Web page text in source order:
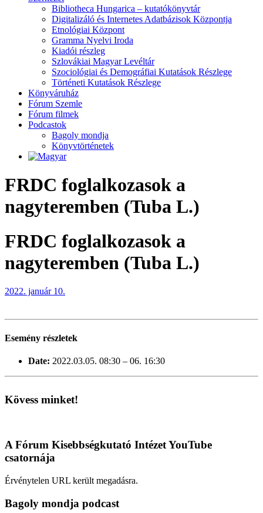
Bibliotheca Hungarica – kutatókönyvtár
Digitalizáló és Internetes Adatbázisok Központja
Etnológiai Központ
Gramma Nyelvi Iroda
Kiadói részleg
Szlovákiai Magyar Levéltár
Szociológiai és Demográfiai Kutatások Részlege
Történeti Kutatások Részlege
Könyváruház
Fórum Szemle
Fórum filmek
Podcastok
Bagoly mondja
Könyvtörténetek
FRDC foglalkozasok a
nagyteremben (Tuba L.)
FRDC foglalkozasok a
nagyteremben (Tuba L.)
2022. január 10.
Esemény részletek
Date: 2022.03.05. 08:30 – 06. 16:30
Kövess minket!
A Fórum Kisebbségkutató Intézet YouTube
csatornája
Érvénytelen URL került megadásra.
Bagoly mondja podcast